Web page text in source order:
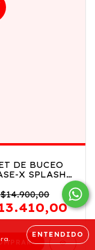
ENTENDIDO
DE BUCEO
X SPLASH
VR3 4203
VERDE
$14.900,00